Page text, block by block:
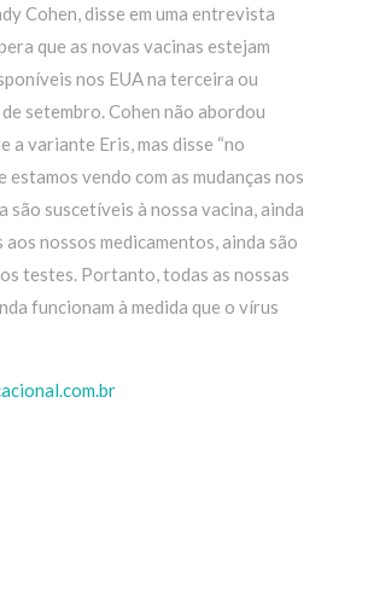
Cohen, disse em uma entrevista
que as novas vacinas estejam
nos EUA na terceira ou
setembro. Cohen não abordou
a variante Eris, mas disse “no
estamos vendo com as mudanças nos
são suscetíveis à nossa vacina, ainda
nossos medicamentos, ainda são
testes. Portanto, todas as nossas
funcionam à medida que o vírus